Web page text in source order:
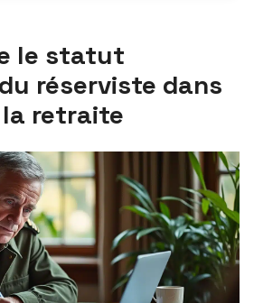
le statut
réserviste dans
la retraite